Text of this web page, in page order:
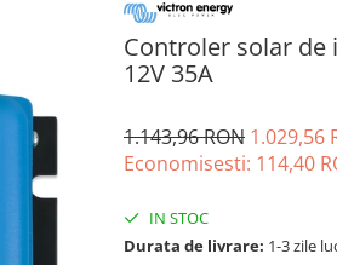
Controler solar de
12V 35A
1.143,96 RON 1.029,56
Economisesti: 114,40
IN STOC
Durata de livrare: 1-3 zile